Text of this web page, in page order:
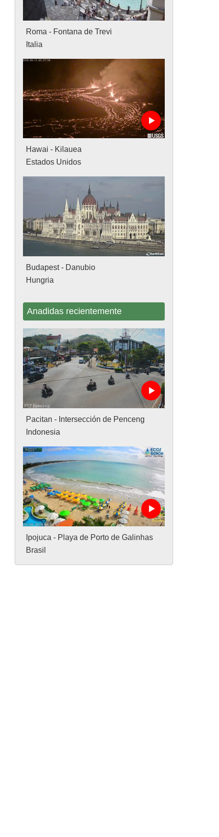
Roma - Fontana de Trevi
Italia
Hawai - Kilauea
Estados Unidos
Budapest - Danubio
Hungria
Anadidas recientemente
Pacitan - Intersección de Penceng
Indonesia
Ipojuca - Playa de Porto de Galinhas
Brasil